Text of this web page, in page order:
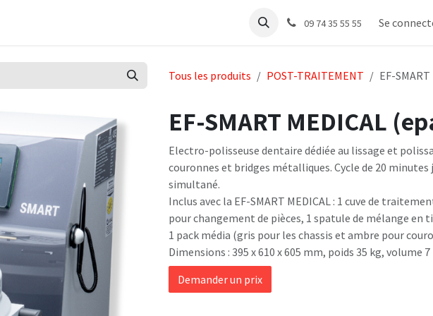
Support09 74 35 55 55 Se
Tous les produits POST-TRAITEMENT EF-
EF-SMART MEDICAL
Electro-polisseuse dentaire dédiée au lissage et
couronnes et bridges métalliques. Cycle de 20 minutes
simultané.
Inclus avec la EF-SMART MEDICAL : 1 cuve de
pour changement de pièces, 1 spatule de mélange en
1 pack média (gris pour les chassis et ambre pour
Dimensions : 395 x 610 x 605 mm, poids 35 kg, volume 7
Demander un prix